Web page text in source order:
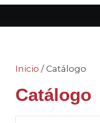
Inicio / Catálogo
Catálogo